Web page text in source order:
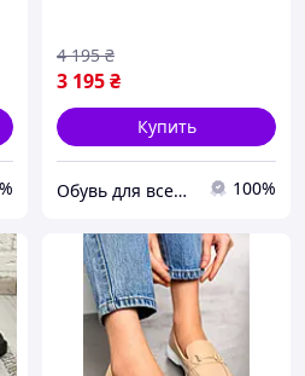
3 195₴
4 195 ₴
Купить
Обувь для всей семьи 100%